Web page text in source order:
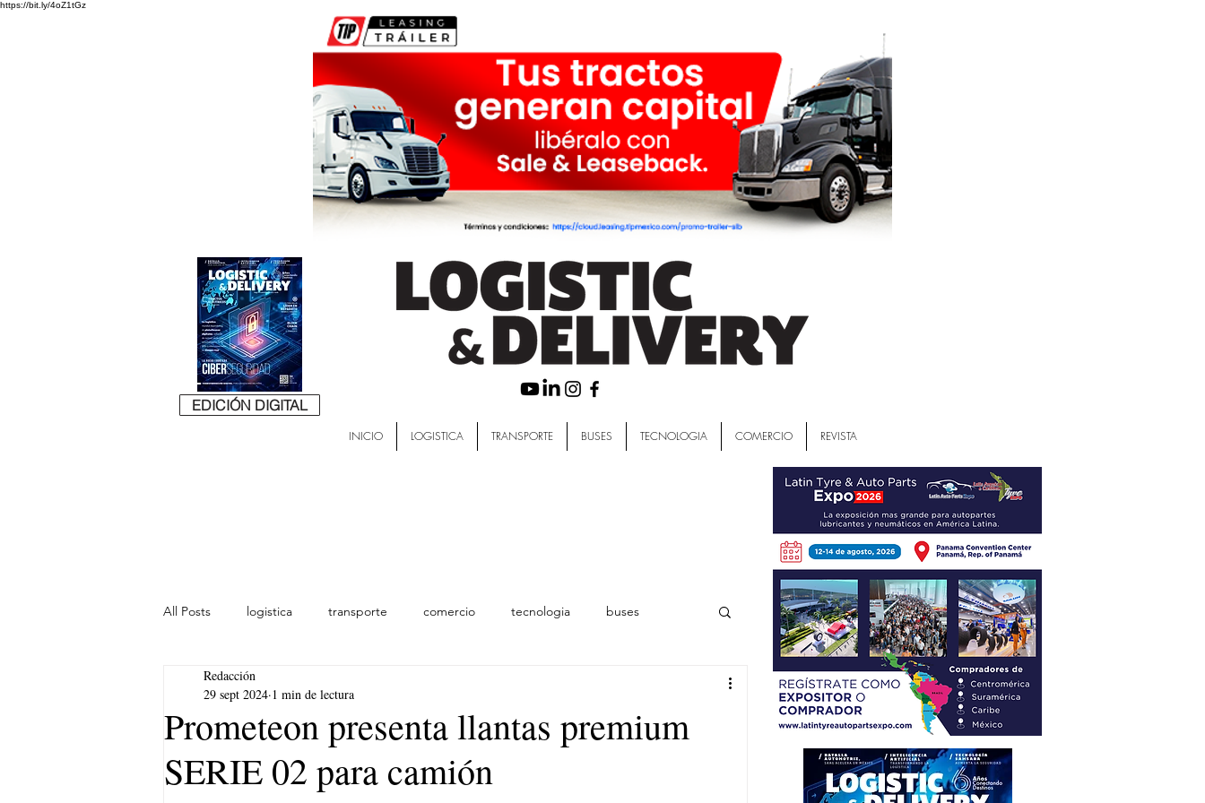
https://bit.ly/4oZ1tGz
EDICIÓN DIGITAL
INICIO LOGISTICA TRANSPORTE BUSES TECNOLOGIA COMERCIO REVISTA
All Posts logistica transporte comercio tecnologia buses
lideres
Prometeon presenta llantas premium
SERIE 02 para camión
Redacción
29 sept 2024 1 min de lectura